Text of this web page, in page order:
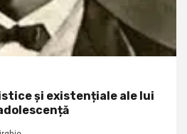
și existențiale ale lui